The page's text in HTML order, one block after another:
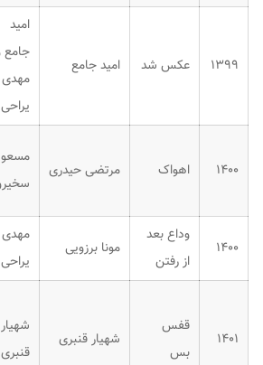
۱۳۹۹ عکس شد امید جامع
امید
جامع
مهدی
یراحی
۱۴۰۰ اهواک مرتضی حیدری
۱۴۰۰
وداع بعد
از رفتن
مونا برزویی
مهدی
یراحی
۱۴۰۱
قفس
بس
شهیار قنبری
شهیار
قنبری